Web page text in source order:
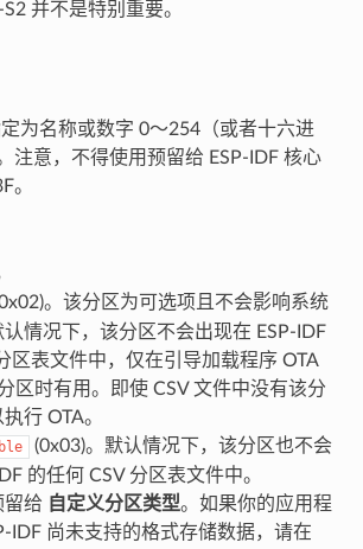
并不是特别重要。
为名称或数字 0～254（或者十六进
注意，不得使用预留给 ESP-IDF 核心
。
。该分区为可选项且不会影响系统
情况下，该分区不会出现在 ESP-IDF
区表文件中，仅在引导加载程序 OTA
区时有用。即使 CSV 文件中没有该分
行 OTA。
(0x03)。默认情况下，该分区也不会
的任何 CSV 分区表文件中。
留给 自定义分区类型。如果你的应用程
IDF 尚未支持的格式存储数据，请在